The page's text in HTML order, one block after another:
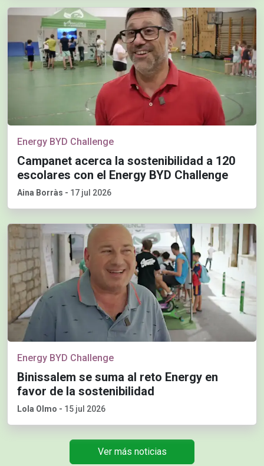
Energy BYD Challenge
Campanet acerca la sostenibilidad a 120
escolares con el Energy BYD Challenge
Aina Borràs - 17 jul 2026
Energy BYD Challenge
Binissalem se suma al reto Energy en
favor de la sostenibilidad
Lola Olmo - 15 jul 2026
Ver más noticias